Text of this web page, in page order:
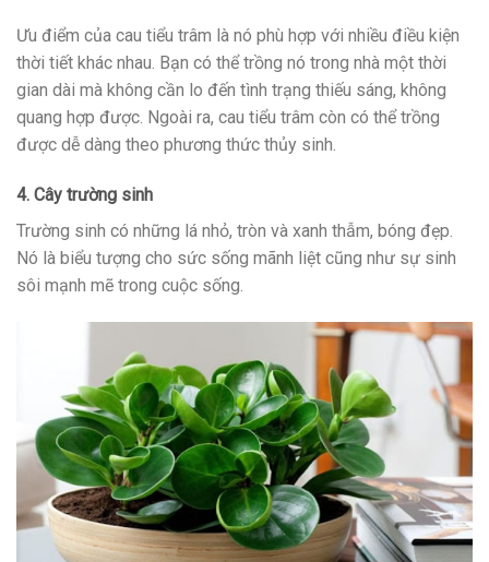
Ưu điểm của cau tiểu trâm là nó phù hợp với nhiều điều kiện
thời tiết khác nhau. Bạn có thể trồng nó trong nhà một thời
gian dài mà không cần lo đến tình trạng thiếu sáng, không
quang hợp được. Ngoài ra, cau tiểu trâm còn có thể trồng
được dễ dàng theo phương thức thủy sinh.
4. Cây trường sinh
Trường sinh có những lá nhỏ, tròn và xanh thẫm, bóng đẹp.
Nó là biểu tượng cho sức sống mãnh liệt cũng như sự sinh
sôi mạnh mẽ trong cuộc sống.